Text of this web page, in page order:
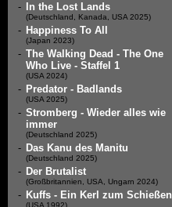
- In the Lost Lands
(Deutschland, Kanada, USA 2025)
- Happiness To All
(Japan 2023)
- The Walking Dead - The One
Who Live - Staffel 1
(USA 2024)
- Predator - Badlands
(USA 2025)
- Stromberg - Wieder alles wie
immer
(Deutschland 2025)
- Das Kanu des Manitu
(Deutschland 2025)
- Der Brutalist
(Großbritannien, USA, Ungarn 2024)
- Kuffs - Ein Kerl zum Schießen
(USA 1992)